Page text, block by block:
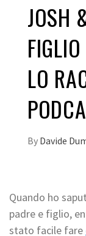
JOSH
LO
By Davide
Quando ho
padre e figlio,
stato facile fare